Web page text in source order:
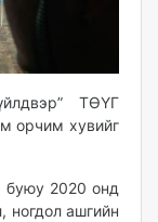
ТӨҮГ
орчим хувийг
буюу 2020 онд
ногдол ашгийн